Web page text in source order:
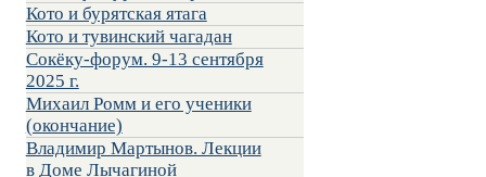
Кото и бурятская ятага
Кото и тувинский чагадан
Сокёку-форум. 9-13 сентября
2025 г.
Михаил Ромм и его ученики
(окончание)
Владимир Мартынов. Лекции
в Доме Лычагиной